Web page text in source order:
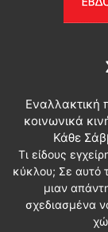
Εναλλακτική
κοινωνικά
Κάθε
Τι είδους
κύκλου; Σε αυτό
μιαν
σχεδιασμένα